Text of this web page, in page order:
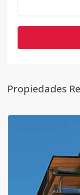
Propiedades